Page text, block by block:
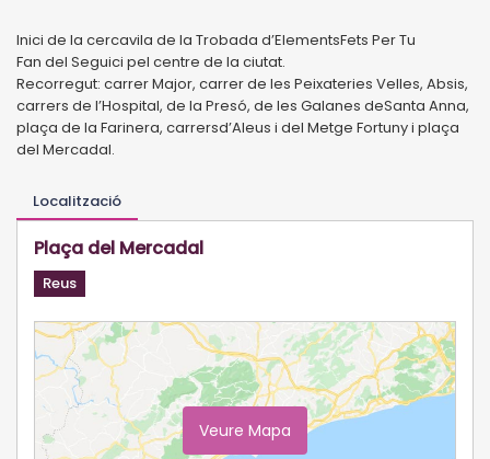
Inici de la cercavila de la Trobada d’ElementsFets Per Tu
Fan del Seguici pel centre de la ciutat.
Recorregut: carrer Major, carrer de les Peixateries Velles, Absis,
carrers de l’Hospital, de la Presó, de les Galanes deSanta Anna,
plaça de la Farinera, carrersd’Aleus i del Metge Fortuny i plaça
del Mercadal.
Localització
Plaça del Mercadal
Reus
Veure Mapa